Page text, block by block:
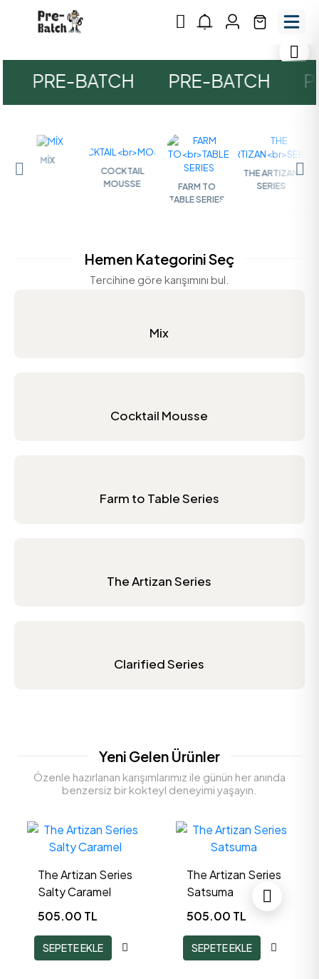
PRE-BATCH PRE-BATCH
MİX
COCKTAIL
MOUSSE
FARM TO
TABLE SERIES
THE ARTIZAN
SERIES
Hemen Kategorini Seç
Tercihine göre karışımını bul.
Mix
Cocktail Mousse
Farm to Table Series
The Artizan Series
Clarified Series
Yeni Gelen Ürünler
Özenle hazırlanan karışımlarımız ile günün her anında
benzersiz bir kokteyl deneyimi yaşayın.
The Artizan Series
Satsuma
505.00TL
SEPETE EKLE
The Artizan Series
Lemongrass
505.00TL
SEPETE EKLE